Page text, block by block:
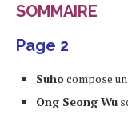
SOMMAIRE
Page 2
Suhocompose
Ong Seong Wu